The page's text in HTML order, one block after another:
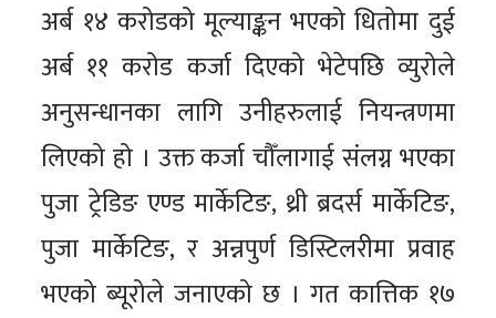
अर्ब १४ करोडको मूल्याङ्कन भएको धितोमा दुई
अर्ब ११ करोड कर्जा दिएको भेटेपछि व्युरोले
अनुसन्धानका लागि उनीहरुलाई नियन्त्रणमा
लिएको हो । उक्त कर्जा चौँलागाई संलग्न भएका
पुजा ट्रेडिङ एण्ड मार्केटिङ, थ्री ब्रदर्स मार्केटिङ,
पुजा मार्केटिङ, र अन्नपुर्ण डिस्टिलरीमा प्रवाह
भएको ब्यूरोले जनाएको छ । गत कात्तिक १७